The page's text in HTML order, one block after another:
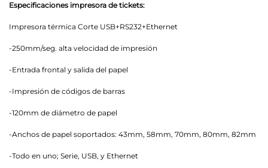
Especificaciones impresora de tickets:
Impresora térmica Corte USB+RS232+Ethernet
-250mm/seg. alta velocidad de impresión
-Entrada frontal y salida del papel
-Impresión de códigos de barras
-120mm de diámetro de papel
-Anchos de papel soportados: 43mm, 58mm, 70mm, 80mm, 82mm
-Todo en uno; Serie, USB, y Ethernet